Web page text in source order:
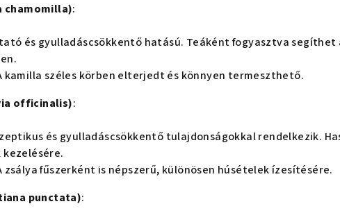
chamomilla):
és gyulladáscsökkentő hatású. Teáként fogyasztva
kamilla széles körben elterjedt és könnyen termeszthető.
officinalis):
és gyulladáscsökkentő tulajdonságokkal rendelkezik.
zsálya fűszerként is népszerű, különösen húsételek ízesítésére.
punctata):